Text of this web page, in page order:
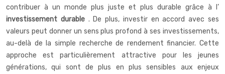
contribuer à un monde plus juste et plus durable grâce à l’
investissement durable . De plus, investir en accord avec ses
valeurs peut donner un sens plus profond à ses investissements,
au-delà de la simple recherche de rendement financier. Cette
approche est particulièrement attractive pour les jeunes
générations, qui sont de plus en plus sensibles aux enjeux